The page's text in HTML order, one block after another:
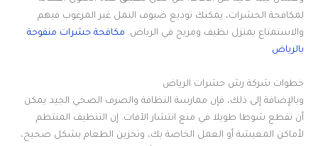
لمكافحة الحشرات، يمكنك توديع ضيوف النمل غير المرغوب فيهم
والاستمتاع بمنزل نظيف ومريح في الرياض. مكافحة حشرات منفوحة
بالرياض
خطوات شركة رش حشرات الرياض
وبالإضافة إلى ذلك، فإن ممارسة النظافة والصرف الصحي الجيد يمكن
أن تقطع شوطا طويلا في منع انتشار الآفات. إن التنظيف المنتظم
لأماكن المعيشة أو العمل الخاصة بك، وتخزين الطعام بشكل صحيح،